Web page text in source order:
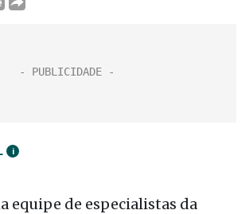
i
equipe de especialistas da